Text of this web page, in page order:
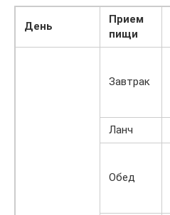
День
Прием
пищи
Завтрак
Ланч
Обед